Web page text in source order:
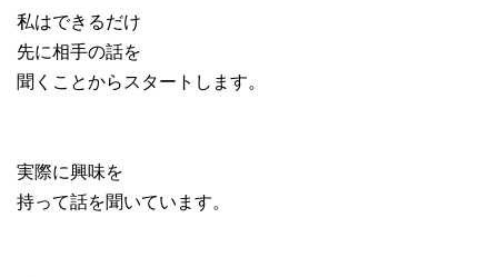
私はできるだけ
先に相手の話を
聞くことからスタートします。
実際に興味を
持って話を聞いています。